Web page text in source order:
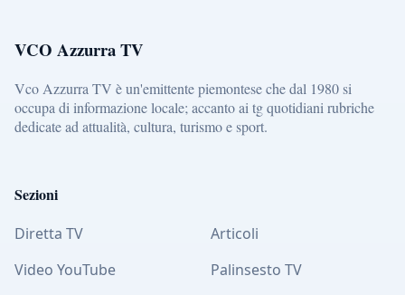
VCO Azzurra TV
Vco Azzurra TV è un'emittente piemontese che dal 1980 si
occupa di informazione locale; accanto ai tg quotidiani rubriche
dedicate ad attualità, cultura, turismo e sport.
Sezioni
Diretta TV
Articoli
Video YouTube
Palinsesto TV